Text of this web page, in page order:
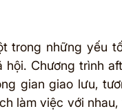
trong những yếu
Chương trình
gian giao lưu,
làm việc với